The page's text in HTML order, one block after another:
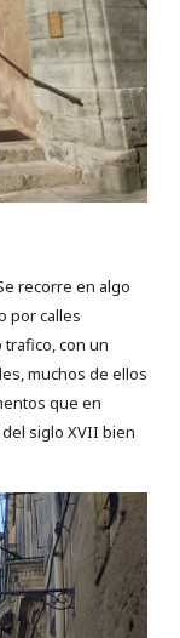
recorre en algo
por calles
con un
muchos de ellos
que en
siglo XVII bien